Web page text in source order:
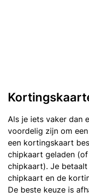
Als je iets vaker dan
voordelig zijn om
een kortingskaart
chipkaart geladen
chipkaart). Je
chipkaart en de
De beste keuze is